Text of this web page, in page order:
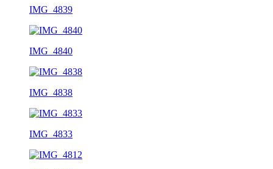
IMG_4839
IMG_4840
IMG_4838
IMG_4833